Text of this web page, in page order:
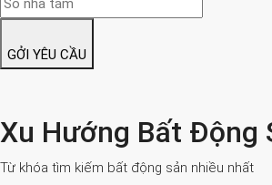
GỞI YÊU CẦU
Xu Hướng Bất Động
Từ khóa tìm kiếm bất động sản nhiều nhất